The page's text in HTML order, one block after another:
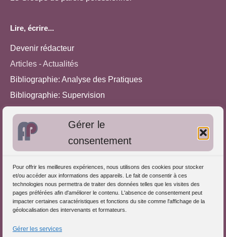
Gérer le
consentement
Pour offrir les meilleures expériences, nous utilisons des cookies pour stocker
et/ou accéder aux informations des appareils. Le fait de consentir à ces
technologies nous permettra de traiter des données telles que les visites des
pages préférées afin d'améliorer le contenu. L'absence de consentement peut
impacter certaines caractéristiques et fonctions du site comme l'affichage de la
géolocalisation des intervenants et formateurs.
Gérer les services
Lire, écrire...
Devenir rédacteur
Articles - Actualités
Bibliographie: Analyse des Pratiques
Bibliographie: Supervision
Approches de l'Analyse des pratiques
S'inscrire dans l'Annuaire
Publiez vos formations
Charte déontologique